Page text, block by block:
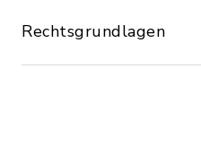
Rechtsgrundlagen